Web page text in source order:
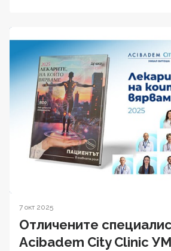
7 окт 2025
Отличените
Acibadem City Clinic